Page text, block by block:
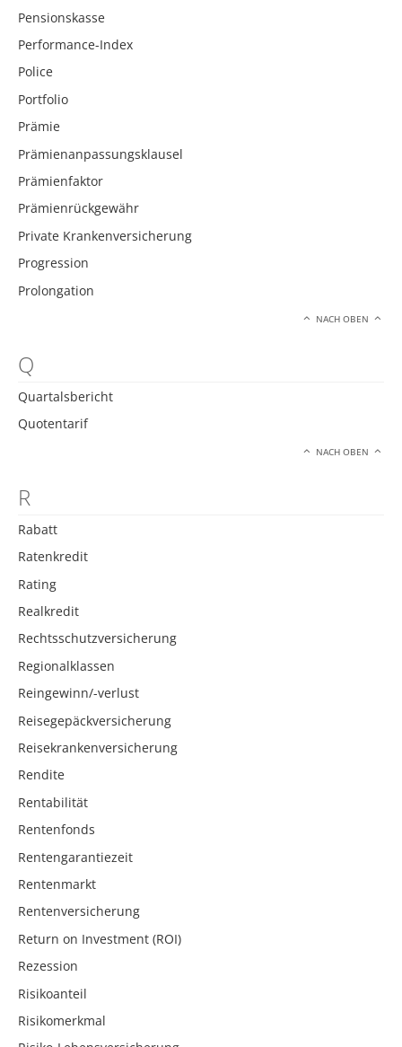
Pensionskasse
Performance-Index
Police
Portfolio
Prämie
Prämienanpassungsklausel
Prämienfaktor
Prämienrückgewähr
Private Krankenversicherung
Progression
Prolongation
NACH OBEN
Q
Quartalsbericht
Quotentarif
NACH OBEN
R
Rabatt
Ratenkredit
Rating
Realkredit
Rechtsschutzversicherung
Regionalklassen
Reingewinn/-verlust
Reisegepäckversicherung
Reisekrankenversicherung
Rendite
Rentabilität
Rentenfonds
Rentengarantiezeit
Rentenmarkt
Rentenversicherung
Return on Investment (ROI)
Rezession
Risikoanteil
Risikomerkmal